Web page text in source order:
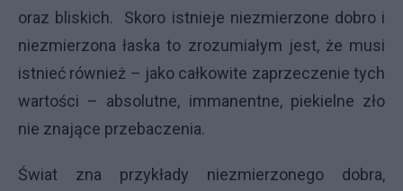
oraz bliskich. Skoro istnieje niezmierzone dobro i
niezmierzona łaska to zrozumiałym jest, że musi
istnieć również – jako całkowite zaprzeczenie tych
wartości – absolutne, immanentne, piekielne zło
nie znające przebaczenia.
Świat zna przykłady niezmierzonego dobra,